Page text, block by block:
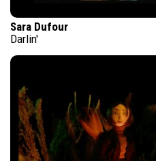
Sara Dufour
Darlin'